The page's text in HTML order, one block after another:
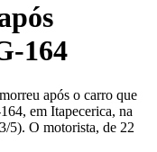
164
após o carro que
em Itapecerica, na
5). O motorista, de 22